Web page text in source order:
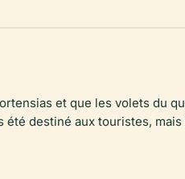
et que les volets du
destiné aux touristes,